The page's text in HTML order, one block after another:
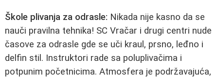
Škole plivanja za odrasle: Nikada nije kasno da se
nauči pravilna tehnika! SC Vračar i drugi centri nude
časove za odrasle gde se uči kraul, prsno, leđno i
delfin stil. Instruktori rade sa poluplivačima i
potpunim početnicima. Atmosfera je podržavajuća,